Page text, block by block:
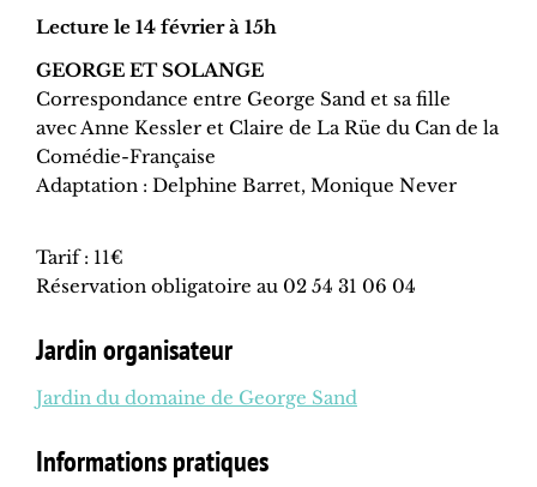
Lecture le 14 février à 15h
GEORGE ET SOLANGE
Correspondance entre George Sand et sa fille
avec Anne Kessler et Claire de La Rüe du Can de la
Comédie-Française
Adaptation : Delphine Barret, Monique Never
Tarif : 11€
Réservation obligatoire au 02 54 31 06 04
Jardin organisateur
Jardin du domaine de George Sand
Informations pratiques